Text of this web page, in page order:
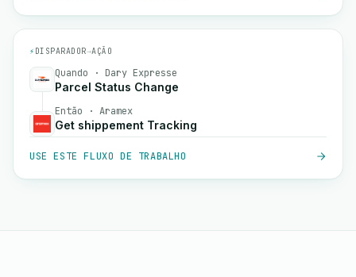
⚡ DISPARADOR→AÇÃO
Quando · Dary Expresse
Parcel Status Change
Então · Aramex
Get shippement Tracking
USE ESTE FLUXO DE TRABALHO